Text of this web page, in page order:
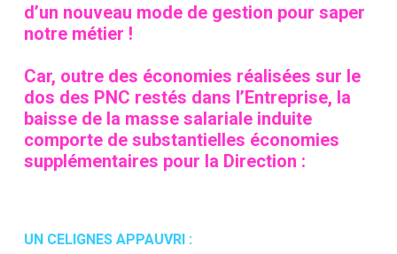
d’un nouveau mode de gestion pour saper
notre métier !
Car, outre des économies réalisées sur le
dos des PNC restés dans l’Entreprise, la
baisse de la masse salariale induite
comporte de substantielles économies
supplémentaires pour la Direction :
UN CELIGNES APPAUVRI :